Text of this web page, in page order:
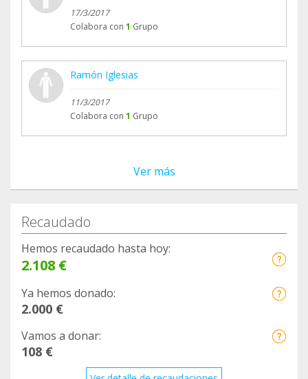
17/3/2017
Colabora con 1 Grupo
Ramón Iglesias
11/3/2017
Colabora con 1 Grupo
Ver más
Recaudado
Hemos recaudado hasta hoy:
2.108 €
Ya hemos donado:
2.000 €
Vamos a donar:
108 €